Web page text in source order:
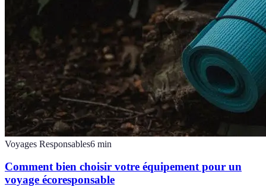
Voyages Responsables6 min
Comment bien choisir votre équipement pour un
voyage écoresponsable